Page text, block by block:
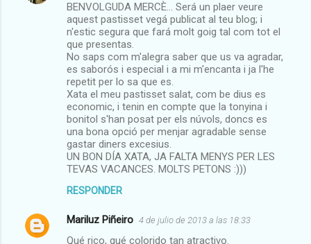
BENVOLGUDA MERCÈ... Será un plaer veure
aquest pastisset vegá publicat al teu blog; i
n'estic segura que fará molt goig tal com tot el
que presentas.
No saps com m'alegra saber que us va agradar,
es saborós i especial i a mi m'encanta i ja l'he
repetit per lo sa que es.
Xata el meu pastisset salat, com be dius es
economic, i tenin en compte que la tonyina i
bonitol s'han posat per els núvols, doncs es
una bona opció per menjar agradable sense
gastar diners excesius.
UN BON DÍA XATA, JA FALTA MENYS PER LES
TEVAS VACANCES. MOLTS PETONS :)))
RESPONDER
Mariluz Piñeiro 4 de julio de 2013 a las 18:33
Qué rico, qué colorido tan atractivo.